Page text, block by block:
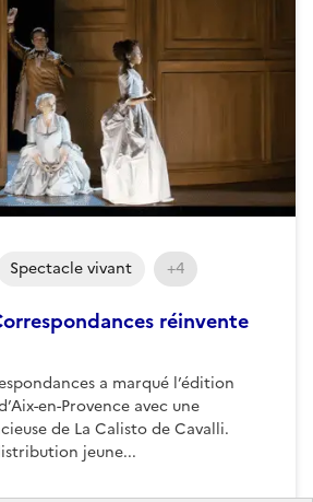
réinvente
a marqué l’édition
en-Provence avec une
de La Calisto de Cavalli.
jeune...
Spectacle vivant +4